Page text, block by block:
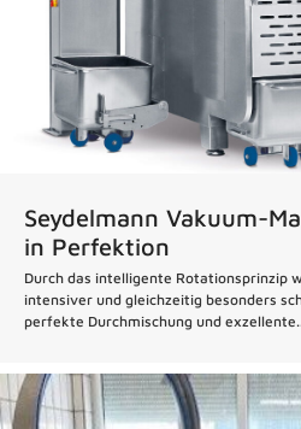
Seydelmann Vakuum-
in Perfektion
Durch das intelligente Rotationsprinzip
intensiver und gleichzeitig besonders
perfekte Durchmischung und